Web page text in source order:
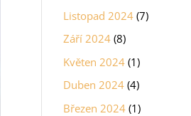
Listopad 2024 (7)
Září 2024 (8)
Květen 2024 (1)
Duben 2024 (4)
Březen 2024 (1)